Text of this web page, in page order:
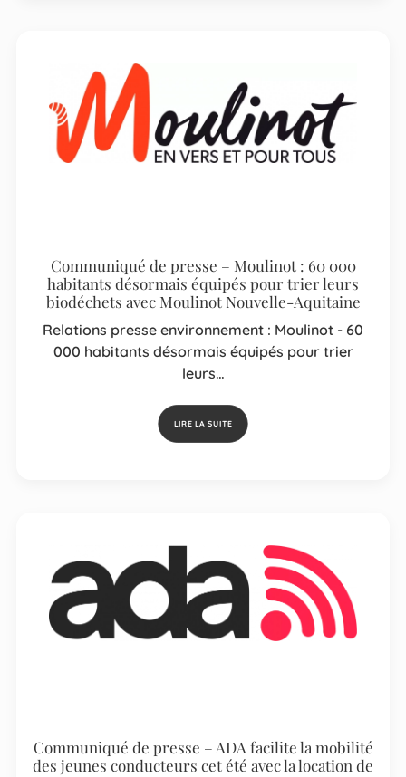
Communiqué de presse – Moulinot : 60 000
habitants désormais équipés pour trier leurs
biodéchets avec Moulinot Nouvelle-Aquitaine
Relations presse environnement : Moulinot - 60
000 habitants désormais équipés pour trier
leurs…
LIRE LA SUITE
Communiqué de presse – ADA facilite la mobilité
des jeunes conducteurs cet été avec la location de